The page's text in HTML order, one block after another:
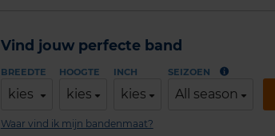
Vind jouw perfecte band
BREEDTE
kies
HOOGTE
kies
INCH
kies
SEIZOEN
All season
Waar vind ik mijn bandenmaat?